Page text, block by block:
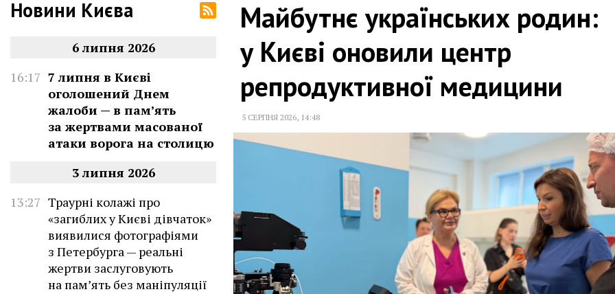
Новини Києва
6 липня 2026
16:17 7 липня в Києві
оголошений Днем
жалоби — в памʼять
за жертвами масованої
атаки ворога на столицю
3 липня 2026
13:27 Траурні колажі про
«загиблих у Києві дівчаток»
виявилися фотографіями
з Петербурга — реальні
жертви заслуговують
на пам’ять без маніпуляції
Майбутнє українських родин:
у Києві оновили центр
репродуктивної медицини
5 СЕРПНЯ 2026, 14:48